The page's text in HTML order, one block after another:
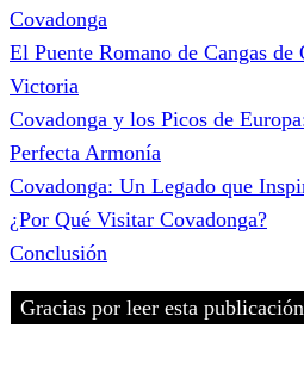
Covadonga
El Puente Romano de Cangas
Victoria
Covadonga y los Picos de
Perfecta Armonía
Covadonga: Un Legado que
¿Por Qué Visitar Covadonga?
Conclusión
Gracias por leer esta